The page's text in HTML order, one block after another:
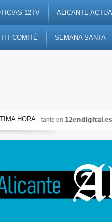
12TV ALICANTE
COMITÉ SEMANA SANTA
HORA Noticias, debates, fiestas,